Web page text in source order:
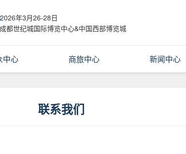
2026年3月26-28日
都世纪城国际博览中心&中国西部博览城
中心 商旅中心 新闻中心
联系我们